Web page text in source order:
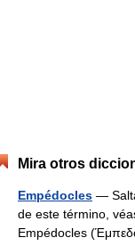
Mira otros
Empédocles —
de este término,
Empédocles